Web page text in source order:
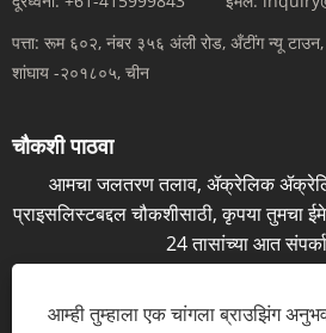
पत्ता: रूम ६०२, नंबर ३५६ अंली रोड, अँटींग न्यू टाउन,
शांघाय -२०१८०५, चीन
चौकशी पाठवा
आमचा जलतरण तलाव, ॲक्रेलिक
प्राइसलिस्टबद्दल चौकशीसाठी, कृपया तुमचा
24 तासांच्या आत
आम्ही तुम्हाला एक चांगला ब्राउझिंग